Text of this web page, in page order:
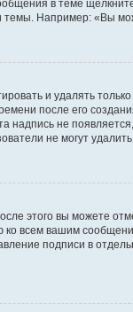
в теме
Например: «Вы
и удалять
после его
надпись не
не могут
этого вы можете
всем вашим
подписи в